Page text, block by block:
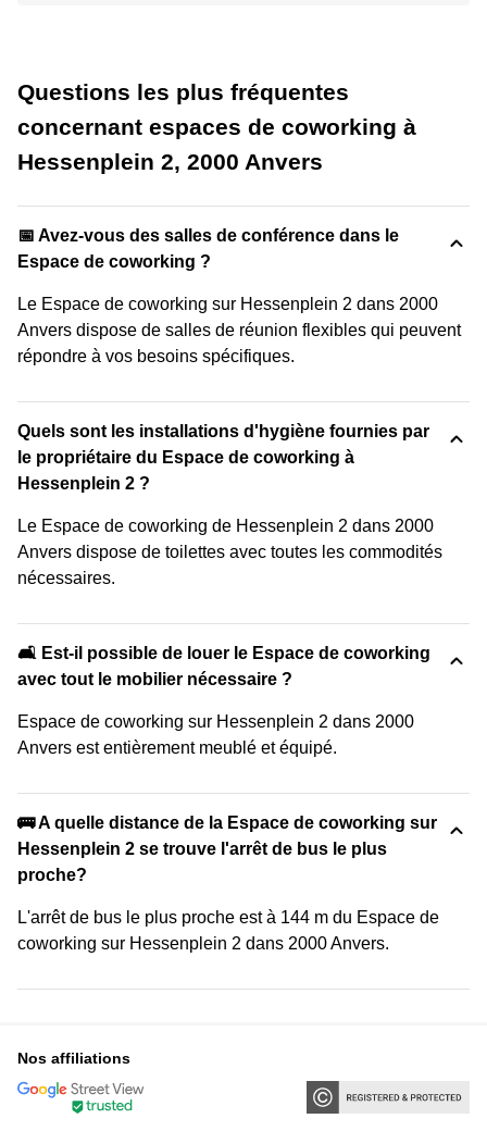
Questions les plus fréquentes
concernant espaces de coworking à
Hessenplein 2, 2000 Anvers
📅 Avez-vous des salles de conférence dans le
Espace de coworking ?
Le Espace de coworking sur Hessenplein 2 dans 2000
Anvers dispose de salles de réunion flexibles qui peuvent
répondre à vos besoins spécifiques.
Quels sont les installations d'hygiène fournies par
le propriétaire du Espace de coworking à
Hessenplein 2 ?
Le Espace de coworking de Hessenplein 2 dans 2000
Anvers dispose de toilettes avec toutes les commodités
nécessaires.
🛋️ Est-il possible de louer le Espace de coworking
avec tout le mobilier nécessaire ?
Espace de coworking sur Hessenplein 2 dans 2000
Anvers est entièrement meublé et équipé.
🚌 A quelle distance de la Espace de coworking sur
Hessenplein 2 se trouve l'arrêt de bus le plus
proche?
L'arrêt de bus le plus proche est à 144 m du Espace de
coworking sur Hessenplein 2 dans 2000 Anvers.
Nos affiliations